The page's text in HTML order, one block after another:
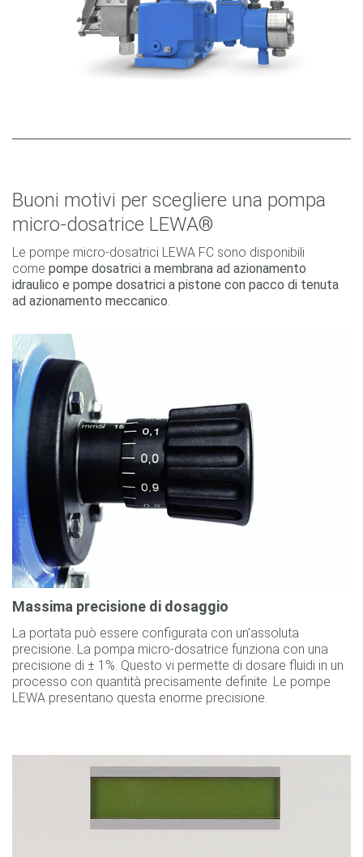
Buoni motivi per scegliere una pompa
micro-dosatrice LEWA®
Le pompe micro-dosatrici LEWA FC sono disponibili
come pompe dosatrici a membrana ad azionamento
idraulico e pompe dosatrici a pistone con pacco di tenuta
ad azionamento meccanico.
Massima precisione di dosaggio
La portata può essere configurata con un'assoluta
precisione. La pompa micro-dosatrice funziona con una
precisione di ± 1%. Questo vi permette di dosare fluidi in un
processo con quantità precisamente definite. Le pompe
LEWA presentano questa enorme precisione.